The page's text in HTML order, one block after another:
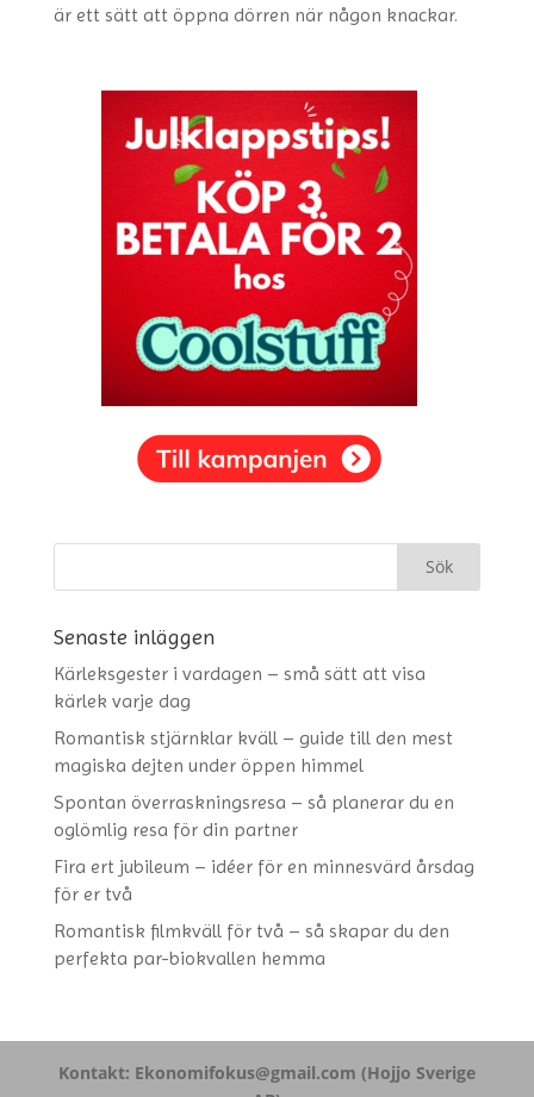
är ett sätt att öppna dörren när någon knackar.
Senaste inläggen
Kärleksgester i vardagen – små sätt att visa
kärlek varje dag
Romantisk stjärnklar kväll – guide till den mest
magiska dejten under öppen himmel
Spontan överraskningsresa – så planerar du en
oglömlig resa för din partner
Fira ert jubileum – idéer för en minnesvärd årsdag
för er två
Romantisk filmkväll för två – så skapar du den
perfekta par-biokvallen hemma
Kontakt: Ekonomifokus@gmail.com (Hojjo Sverige